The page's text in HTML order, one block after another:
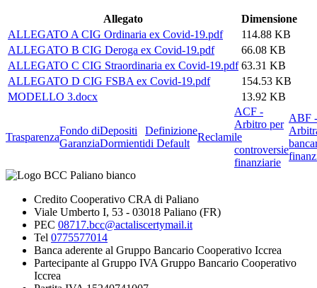
Allegato
Dimensione
ALLEGATO A CIG Ordinaria ex Covid-19.pdf
114.88 KB
ALLEGATO B CIG Deroga ex Covid-19.pdf
66.08 KB
ALLEGATO C CIG Straordinaria ex Covid-19.pdf 63.31 KB
ALLEGATO D CIG FSBA ex Covid-19.pdf
154.53 KB
MODELLO 3.docx
13.92 KB
Trasparenza
Fondo di
Garanzia
Depositi
Dormienti
Definizione
di Default
Reclami
ACF -
Arbitro per
le
controversie
finanziarie
ABF -
Credito Cooperativo CRA di Paliano
Viale Umberto I, 53 - 03018 Paliano (FR)
PEC 08717.bcc@actaliscertymail.it
Tel 0775577014
Banca aderente al Gruppo Bancario Cooperativo Iccrea
Partecipante al Gruppo IVA Gruppo Bancario Cooperativo
Iccrea